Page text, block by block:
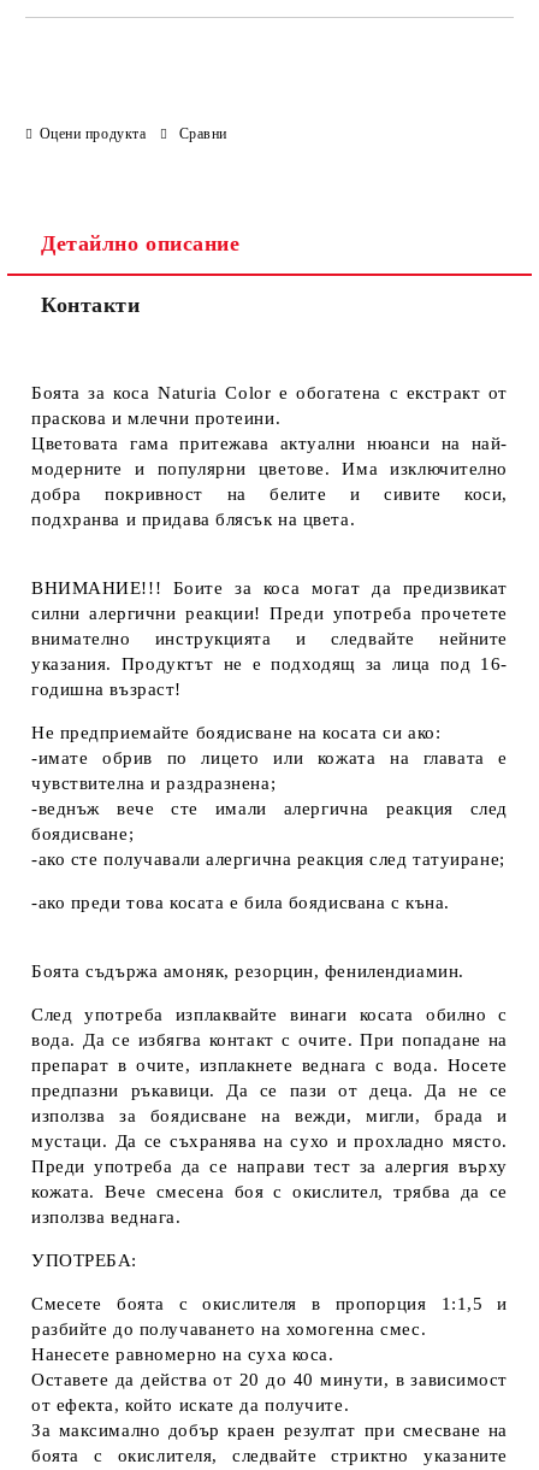
Оцени продукта Сравни
Детайлно описание
Контакти
Боята за коса Naturia Color е обогатена с екстракт от
праскова и млечни протеини.
Цветовата гама притежава актуални нюанси на най-
модерните и популярни цветове. Има изключително
добра покривност на белите и сивите коси,
подхранва и придава блясък на цвета.
ВНИМАНИЕ!!! Боите за коса могат да предизвикат
силни алергични реакции! Преди употреба прочетете
внимателно инструкцията и следвайте нейните
указания. Продуктът не е подходящ за лица под 16-
годишна възраст!
Не предприемайте боядисване на косата си ако:
-имате обрив по лицето или кожата на главата е
чувствителна и раздразнена;
-веднъж вече сте имали алергична реакция след
боядисване;
-ако сте получавали алергична реакция след татуиране;
-ако преди това косата е била боядисвана с къна.
Боята съдържа амоняк, резорцин, фенилендиамин.
След употреба изплаквайте винаги косата обилно с
вода. Да се избягва контакт с очите. При попадане на
препарат в очите, изплакнете веднага с вода. Носете
предпазни ръкавици. Да се пази от деца. Да не се
използва за боядисване на вежди, мигли, брада и
мустаци. Да се съхранява на сухо и прохладно място.
Преди употреба да се направи тест за алергия върху
кожата. Вече смесена боя с окислител, трябва да се
използва веднага.
УПОТРЕБА:
Смесете боята с окислителя в пропорция 1:1,5 и
разбийте до получаването на хомогенна смес.
Нанесете равномерно на суха коса.
Оставете да действа от 20 до 40 минути, в зависимост
от ефекта, който искате да получите.
За максимално добър краен резултат при смесване на
боята с окислителя, следвайте стриктно указаните